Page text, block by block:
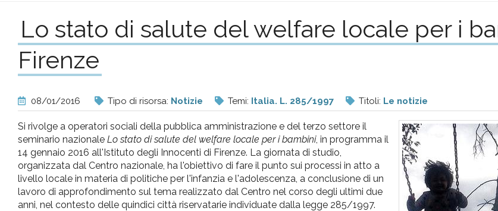
e
analisi
pr
l'infanzia
e
l'adolescenza
Lo stato di salute del welfare locale per i
Firenze
08/01/2016 Tipo di risorsa: Notizie Temi: Italia. L. 285/1997 Titoli: Le notizie
Si rivolge a operatori sociali della pubblica amministrazione e del terzo settore il
seminario nazionale Lo stato di salute del welfare locale per i bambini, in programma il
14 gennaio 2016 all'Istituto degli Innocenti di Firenze. La giornata di studio,
organizzata dal Centro nazionale, ha l'obiettivo di fare il punto sui processi in atto a
livello locale in materia di politiche per l'infanzia e l'adolescenza, a conclusione di un
lavoro di approfondimento sul tema realizzato dal Centro nel corso degli ultimi due
anni, nel contesto delle quindici città riservatarie individuate dalla legge 285/1997.